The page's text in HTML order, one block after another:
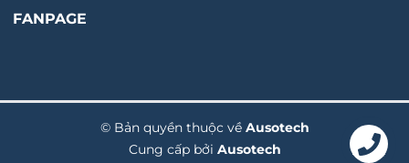
FANPAGE
© Bản quyền thuộc về Ausotech
Cung cấp bởi Ausotech Liên hệ